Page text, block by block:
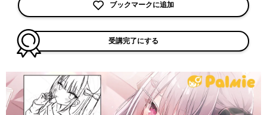
ブックマークに追加
受講完了にする